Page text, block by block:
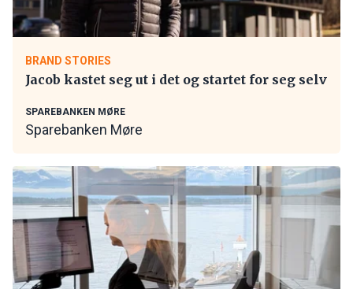
BRAND STORIES
Jacob kastet seg ut i det og startet for seg selv
SPAREBANKEN MØRE
Sparebanken Møre